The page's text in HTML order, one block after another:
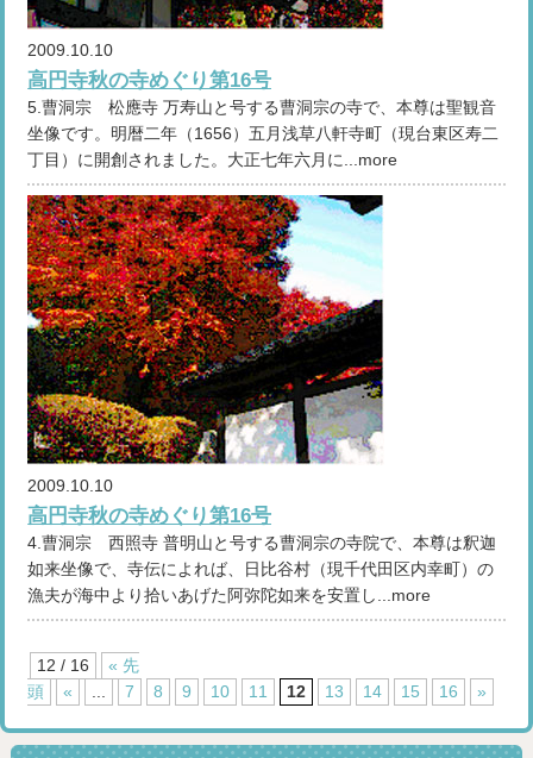
2009.10.10
高円寺秋の寺めぐり第16号
5.曹洞宗 松應寺 万寿山と号する曹洞宗の寺で、本尊は聖観音
坐像です。明暦二年（1656）五月浅草八軒寺町（現台東区寿二
丁目）に開創されました。大正七年六月に...more
2009.10.10
高円寺秋の寺めぐり第16号
4.曹洞宗 西照寺 普明山と号する曹洞宗の寺院で、本尊は釈迦
如来坐像で、寺伝によれば、日比谷村（現千代田区内幸町）の
漁夫が海中より拾いあげた阿弥陀如来を安置し...more
12 / 16
« 先
頭
« ... 7 8 9 10 11 12 13 14 15 16 »